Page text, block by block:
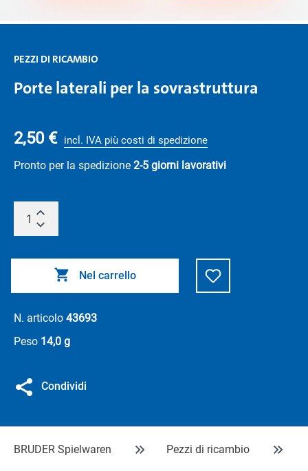
PEZZI DI RICAMBIO
Porte laterali per la sovrastruttura
2,50 € incl. IVA più costi di spedizione
Pronto per la spedizione 2-5 giorni lavorativi
Nel carrello
N. articolo 43693
Peso 14,0 g
Condividi
BRUDER Spielwaren Pezzi di ricambio